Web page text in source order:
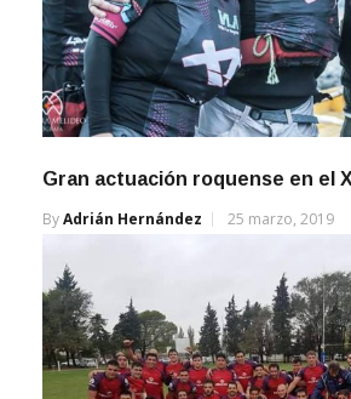
Gran actuación roquense en el
ByAdrián Hernández 25 marzo, 2019